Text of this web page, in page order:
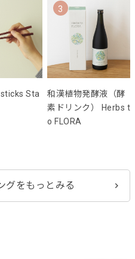
Sta
3
和漢植物発酵液（酵
素ドリンク） Herbs t
o FLORA
グをもっとみる